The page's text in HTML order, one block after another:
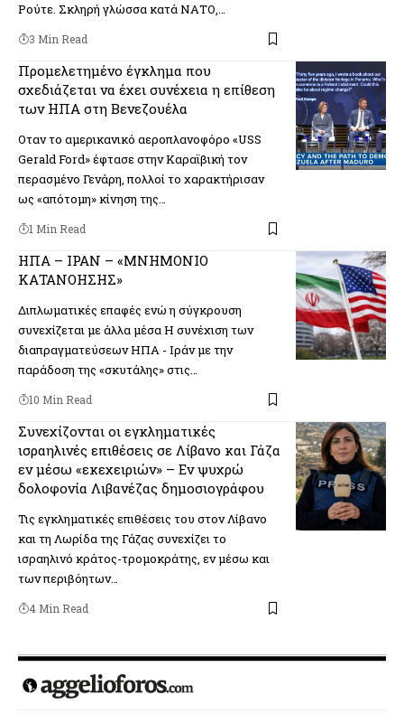
Ρούτε. Σκληρή γλώσσα κατά ΝΑΤΟ,…
3 Min Read
Προμελετημένο έγκλημα που
σχεδιάζεται να έχει συνέχεια η επίθεση
των ΗΠΑ στη Βενεζουέλα
Οταν το αμερικανικό αεροπλανοφόρο «USS
Gerald Ford» έφτασε στην Καραϊβική τον
περασμένο Γενάρη, πολλοί το χαρακτήρισαν
ως «απότομη» κίνηση της…
1 Min Read
ΗΠΑ – ΙΡΑΝ – «ΜΝΗΜΟΝΙΟ
ΚΑΤΑΝΟΗΣΗΣ»
Διπλωματικές επαφές ενώ η σύγκρουση
συνεχίζεται με άλλα μέσα Η συνέχιση των
διαπραγματεύσεων ΗΠΑ - Ιράν με την
παράδοση της «σκυτάλης» στις…
10 Min Read
Συνεχίζονται οι εγκληματικές
ισραηλινές επιθέσεις σε Λίβανο και Γάζα
εν μέσω «εκεχειριών» – Εν ψυχρώ
δολοφονία Λιβανέζας δημοσιογράφου
Τις εγκληματικές επιθέσεις του στον Λίβανο
και τη Λωρίδα της Γάζας συνεχίζει το
ισραηλινό κράτος-τρομοκράτης, εν μέσω και
των περιβόητων…
4 Min Read